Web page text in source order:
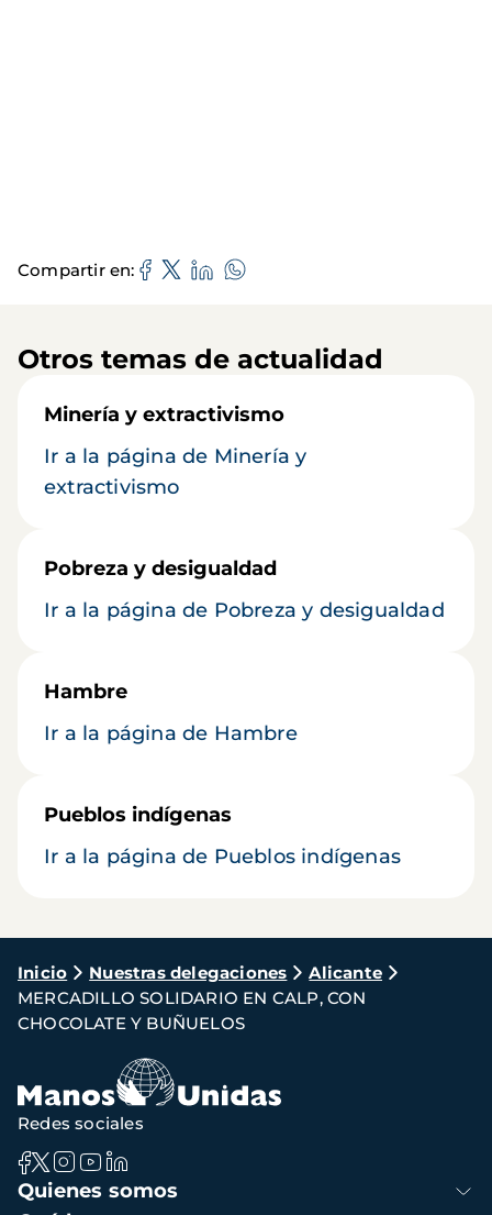
Compartir en
Otros temas de actualidad
Minería y extractivismo
Ir a la página de Minería y
extractivismo
Pobreza y desigualdad
Ir a la página de Pobreza y desigualdad
Hambre
Ir a la página de Hambre
Pueblos indígenas
Ir a la página de Pueblos indígenas
Ruta
de
navegación
Inicio Nuestras delegaciones
Alicante
MERCADILLO SOLIDARIO EN CALP, CON
CHOCOLATE Y BUÑUELOS
Navegación
principal
Quienes somos
Redes sociales